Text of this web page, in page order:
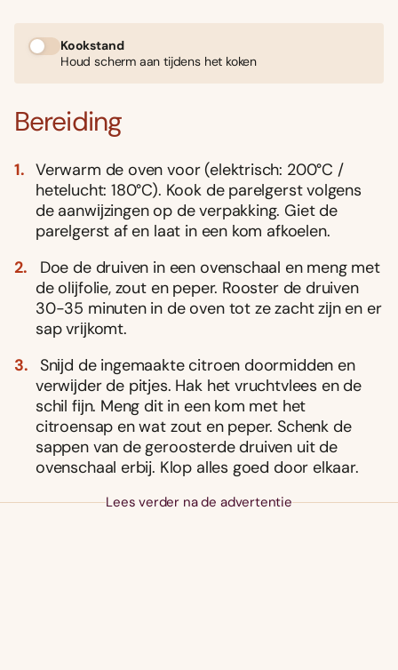
Kookstand
Houd scherm aan tijdens het koken
Bereiding
Verwarm de oven voor (elektrisch: 200°C /
hetelucht: 180°C). Kook de parelgerst volgens
de aanwĳzingen op de verpakking. Giet de
parelgerst af en laat in een kom afkoelen.
Doe de druiven in een ovenschaal en meng met
de olĳfolie, zout en peper. Rooster de druiven
30-35 minuten in de oven tot ze zacht zĳn en er
sap vrĳkomt.
Snĳd de ingemaakte citroen doormidden en
verwĳder de pitjes. Hak het vruchtvlees en de
schil fĳn. Meng dit in een kom met het
citroensap en wat zout en peper. Schenk de
sappen van de geroosterde druiven uit de
ovenschaal erbij. Klop alles goed door elkaar.
Lees verder na de advertentie